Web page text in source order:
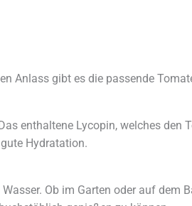
Anlass gibt es die passende
enthaltene Lycopin, welches den
Hydratation.
Ob im Garten oder auf dem